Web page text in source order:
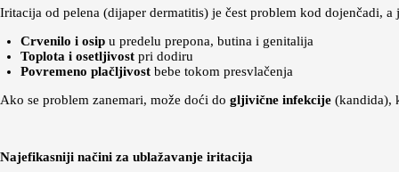
Iritacija od pelena (dijaper dermatitis) je čest problem kod dojenčadi,
Crvenilo i osipu predelu prepona, butina i genitalija
Toplota i osetljivostpri dodiru
Povremeno plačljivostbebe tokom presvlačenja
Ako se problem zanemari, može doći do gljivične infekcije (kandida),
Najefikasniji načini za ublažavanje iritacija